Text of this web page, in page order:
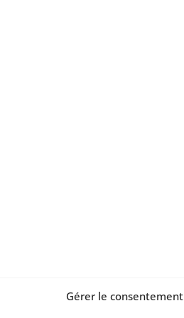
Gérer le consentement